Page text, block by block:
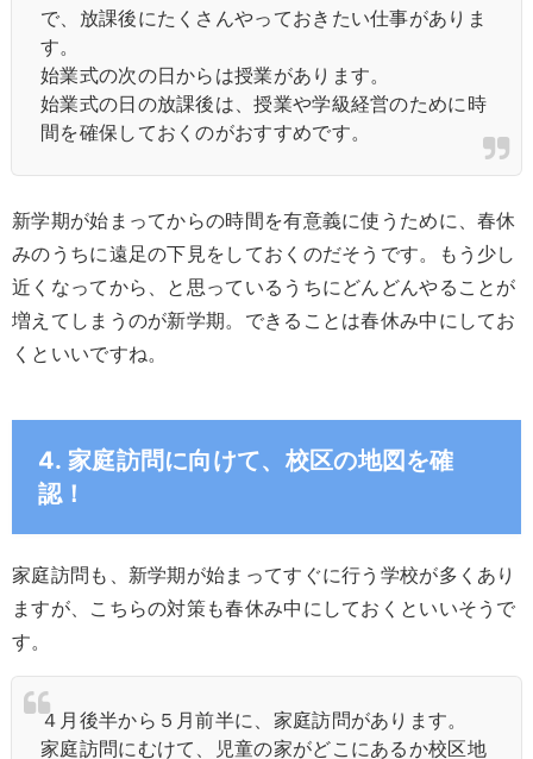
で、放課後にたくさんやっておきたい仕事がありま
す。
始業式の次の日からは授業があります。
始業式の日の放課後は、授業や学級経営のために時
間を確保しておくのがおすすめです。
新学期が始まってからの時間を有意義に使うために、春休
みのうちに遠足の下見をしておくのだそうです。もう少し
近くなってから、と思っているうちにどんどんやることが
増えてしまうのが新学期。できることは春休み中にしてお
くといいですね。
4. 家庭訪問に向けて、校区の地図を確
認！
家庭訪問も、新学期が始まってすぐに行う学校が多くあり
ますが、こちらの対策も春休み中にしておくといいそうで
す。
４月後半から５月前半に、家庭訪問があります。
家庭訪問にむけて、児童の家がどこにあるか校区地